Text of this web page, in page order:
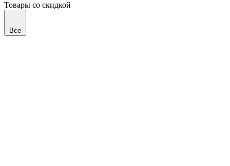
Товары со скидкой
Все